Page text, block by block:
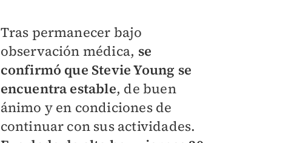
Tras permanecer bajo
observación médica, se
confirmó que Stevie Young se
encuentra estable, de buen
ánimo y en condiciones de
continuar con sus actividades.